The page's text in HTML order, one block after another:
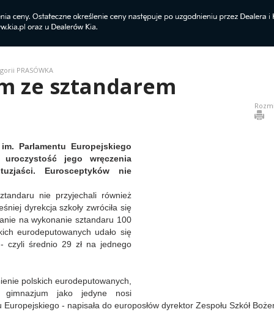
PRASÓWKA
ze sztandarem
Parlamentu Europejskiego
uroczystość jego wręczenia
Eurosceptyków nie
nie przyjechali również
dyrekcja szkoły zwróciła się
na wykonanie sztandaru 100
eurodeputowanych udało się
czyli średnio 29 zł na jednego
polskich eurodeputowanych,
jako jedyne nosi
- napisała do europosłów dyrektor Zespołu Szkół